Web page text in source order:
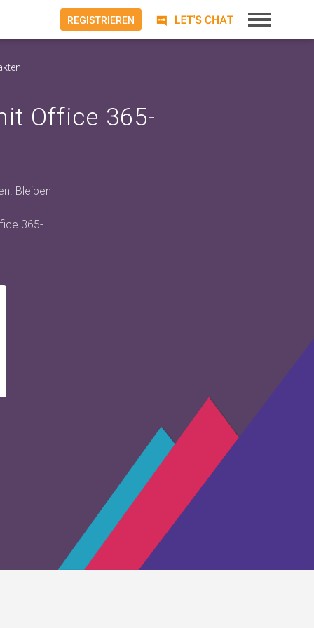
Office 365-
Bleiben
365-
REGISTRIEREN